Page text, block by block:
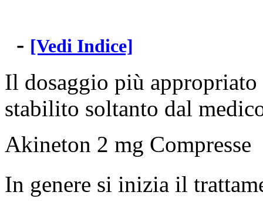
- [Vedi Indice]
Il dosaggio più
stabilito soltanto dal
Akineton 2 mg Compresse
In genere si inizia il